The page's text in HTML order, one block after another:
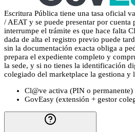
Escritura Pública tiene una tasa oficial
/ AEAT y se puede presentar por cuenta
interrumpe el trámite es que hace falta
dada de alta el registro previo puede
sin la documentación exacta obliga a
prepara el expediente completo y
la sede, y si no tienes la identificación
colegiado del marketplace la gestiona y
Cl@ve activa (PIN o permanente)
GovEasy (extensión + gestor